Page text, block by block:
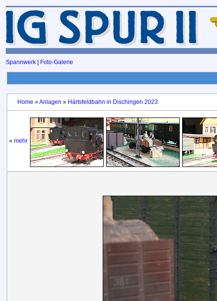
Spannwerk Foto-Galerie
Home »Anlagen » Härtsfeldbahn in Dischingen 2023
« mehr